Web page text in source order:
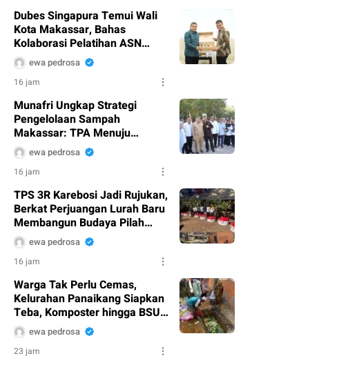
Dubes Singapura Temui Wali
Kota Makassar, Bahas
Kolaborasi Pelatihan ASN
hingga Masyarakat
ewa pedrosa
16 jam
Munafri Ungkap Strategi
Pengelolaan Sampah
Makassar: TPA Menuju
Sanitary Landfill, PSEL Beralih
ke Perpres 109
ewa pedrosa
16 jam
TPS 3R Karebosi Jadi Rujukan,
Berkat Perjuangan Lurah Baru
Membangun Budaya Pilah
Sampah
ewa pedrosa
16 jam
Warga Tak Perlu Cemas,
Kelurahan Panaikang Siapkan
Teba, Komposter hingga BSU
Dukung Program Pemilahan
Sampah
ewa pedrosa
23 jam